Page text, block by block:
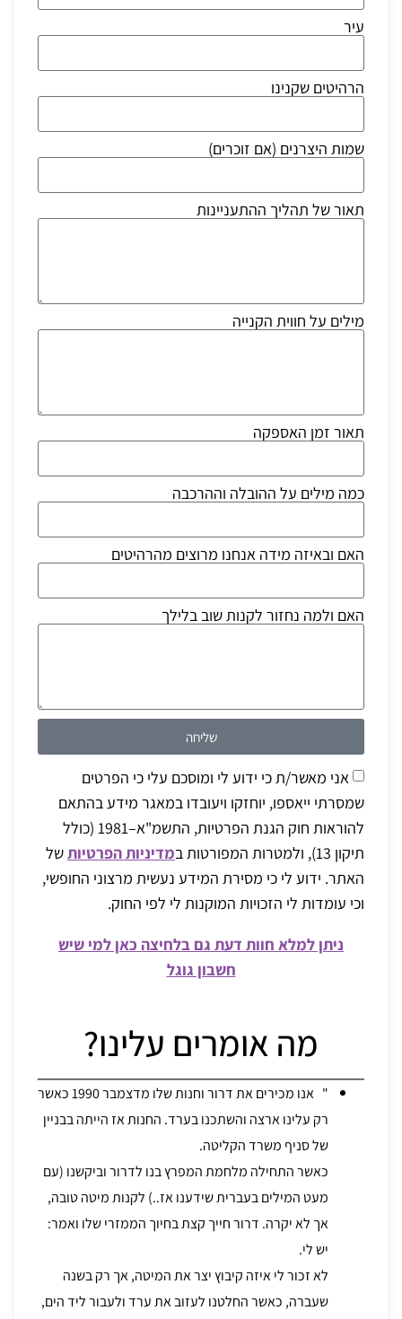
עיר
הרהיטים שקנינו
שמות היצרנים (אם זוכרים)
תאור של תהליך ההתעניינות
מילים על חווית הקנייה
תאור זמן האספקה
כמה מילים על ההובלה וההרכבה
האם ובאיזה מידה אנחנו מרוצים מהרהיטים
האם ולמה נחזור לקנות שוב בלילך
אני מאשר/ת כי ידוע לי ומוסכם עלי כי הפרטים
שמסרתי ייאספו, יוחזקו ויעובדו במאגר מידע בהתאם
להוראות חוק הגנת הפרטיות, התשמ"א–1981 (כולל
תיקון 13), ולמטרות המפורטות ב
מדיניות הפרטיותשל
האתר. ידוע לי כי מסירת המידע נעשית מרצוני החופשי,
וכי עומדות לי הזכויות המוקנות לי לפי החוק.
שליחה
ניתן למלא חוות דעת גם בלחיצה כאן למי שיש
חשבון גוגל
מה אומרים עלינו?
" אנו מכירים את דרור וחנות שלו מדצמבר 1990 כאשר
רק עלינו ארצה והשתכנו בערד. החנות אז הייתה בבניין
של סניף משרד הקליטה.
כאשר התחילה מלחמת המפרץ בנו לדרור וביקשנו (עם
מעט המילים בעברית שידענו אז..) לקנות מיטה טובה,
אך לא יקרה. דרור חייך קצת בחיוך הממזרי שלו ואמר:
יש לי.
לא זכור לי איזה קיבוץ יצר את המיטה, אך רק בשנה
שעברה, כאשר החלטנו לעזוב את ערד ולעבור ליד הים,